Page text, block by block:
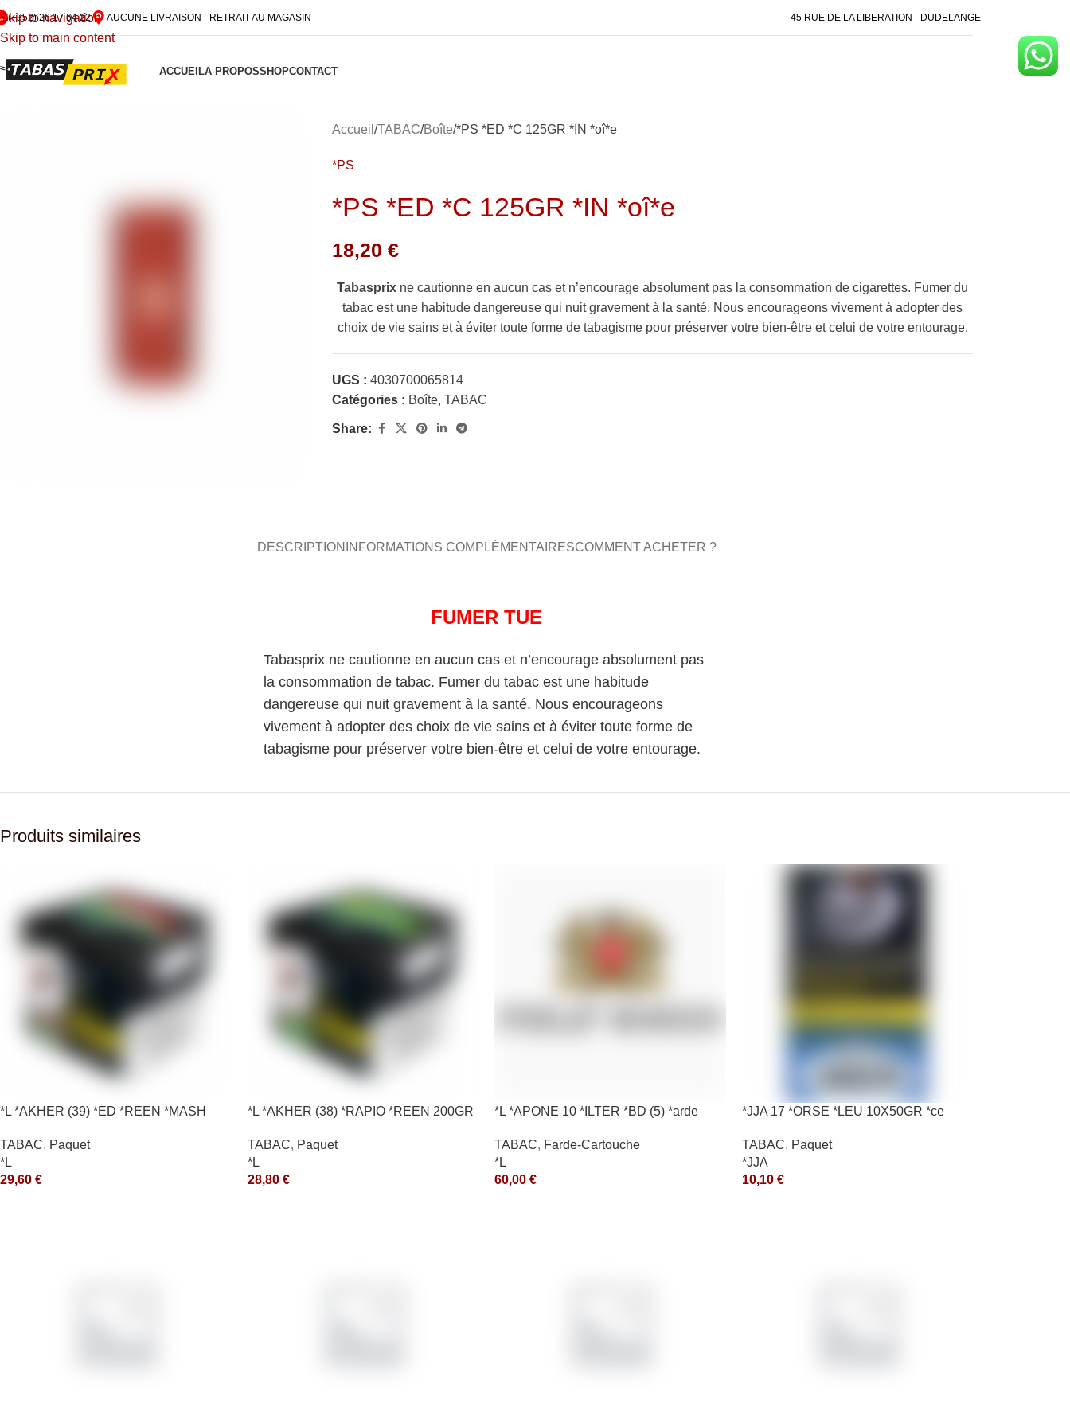
Skip to navigation
Skip to main content
(+352) 26 17 64 22 AUCUNE LIVRAISON - RETRAIT AU MAGASIN 45 RUE DE LA LIBERATION - DUDELANGE
ACCUEILA PROPOSSHOPCONTACT
Accueil TABAC Boîte *PS *ED *C 125GR *IN *oî*e
*PS
*PS *ED *C 125GR *IN *oî*e
18,20€
Tabasprix ne cautionne en aucun cas et n’encourage absolument pas la consommation de cigarettes. Fumer du
tabac est une habitude dangereuse qui nuit gravement à la santé. Nous encourageons vivement à adopter des
choix de vie sains et à éviter toute forme de tabagisme pour préserver votre bien-être et celui de votre entourage.
UGS :4030700065814
Catégories : Boîte, TABAC
Share:
DESCRIPTION INFORMATIONS COMPLÉMENTAIRESCOMMENT ACHETER ?
FUMER TUE
Tabasprix ne cautionne en aucun cas et n’encourage absolument pas
la consommation de tabac. Fumer du tabac est une habitude
dangereuse qui nuit gravement à la santé. Nous encourageons
vivement à adopter des choix de vie sains et à éviter toute forme de
tabagisme pour préserver votre bien-être et celui de votre entourage.
Produits similaires
*L *AKHER (39) *ED *REEN *MASH
TABAC, Paquet
*L
29,60 €
*L *AKHER (38) *RAPIO *REEN 200GR
TABAC, Paquet
*L
28,80 €
*L *APONE 10 *ILTER *BD (5) *arde
TABAC, Farde-Cartouche
*L
60,00 €
*JJA 17 *ORSE *LEU 10X50GR *ce
TABAC, Paquet
*JJA
10,10 €